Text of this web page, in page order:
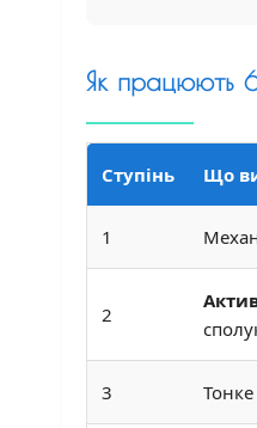
Як працюють
Ступінь Що
1
2
3